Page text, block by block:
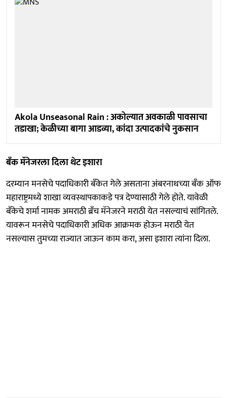
Akola Unseasonal Rain : अकोल्यात अवकाळी पावसाचा
तडाखा; केळीच्या बागा आडव्या, कांदा उत्पादकांचे नुकसान
बँक मॅनेजरला दिला थेट इशारा
दरम्यान मनसेचे पदाधिकारी बँकेत गेले असताना अंबरनाथच्या बँक ऑफ
महाराष्ट्रमध्ये शाखा व्यवस्थापकाकडे पत्र देण्यासाठी गेले होते. यावेळी
बँकेचे शर्मा नामक अमराठी ब्रँच मॅनेजरने मराठी येत नसल्याचं सांगितले.
यावरून मनसेचे पदाधिकारी अधिक आक्रमक होऊन मराठी येत
नसल्यास तुमच्या राज्यात जाऊन काम करा, असा इशारा त्यांना दिला.